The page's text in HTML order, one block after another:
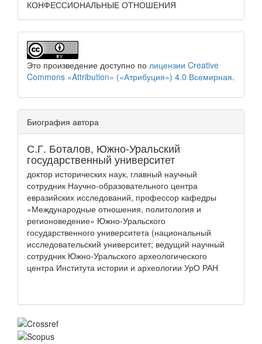
КОНФЕССИОНАЛЬНЫЕ ОТНОШЕНИЯ
Это произведение доступно по лицензии Creative
Commons «Attribution» («Атрибуция») 4.0 Всемирная.
Биография автора
С.Г. Боталов, Южно-Уральский
государственный университет
доктор исторических наук, главный научный
сотрудник Научно-образовательного центра
евразийских исследований, профессор кафедры
«Международные отношения, политология и
регионоведение» Южно-Уральского
государственного университета (национальный
исследовательский университет; ведущий научный
сотрудник Южно-Уральского археологического
центра Института истории и археологии УрО РАН